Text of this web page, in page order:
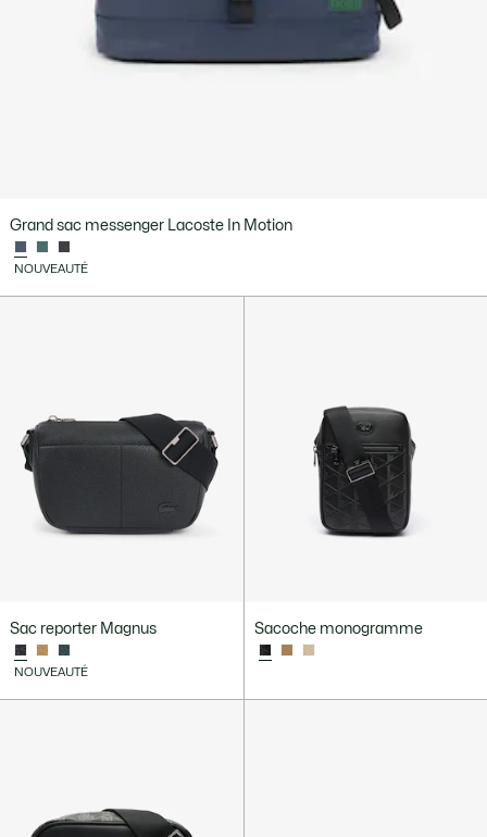
Grand sac messenger Lacoste In Motion
NOUVEAUTÉ
Sac reporter Magnus
NOUVEAUTÉ
Sacoche monogramme